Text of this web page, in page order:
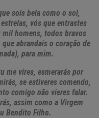
sois bela como o sol,
vós que entrastes
mil homens, todos bravos
abrandais o coração de
para mim.
me vires, esmerarás por
se estiveres comendo,
comigo não vieres falar.
assim como a Virgem
Bendito Filho.